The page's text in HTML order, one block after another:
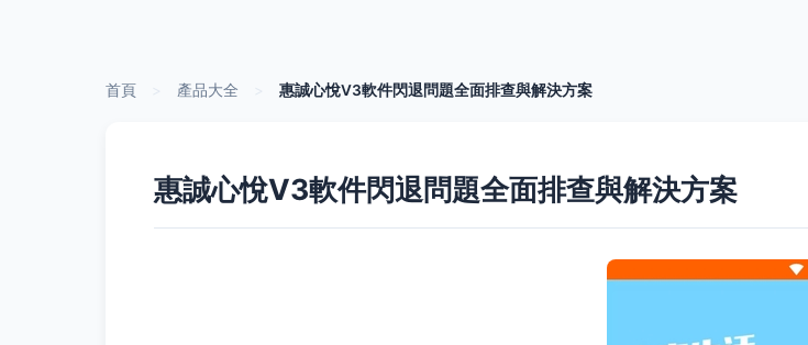
首頁 產品大全 惠誠心悅V3軟件閃退問題全面排查與解決方案
惠誠心悅V3軟件閃退問題全面排查與解決方案